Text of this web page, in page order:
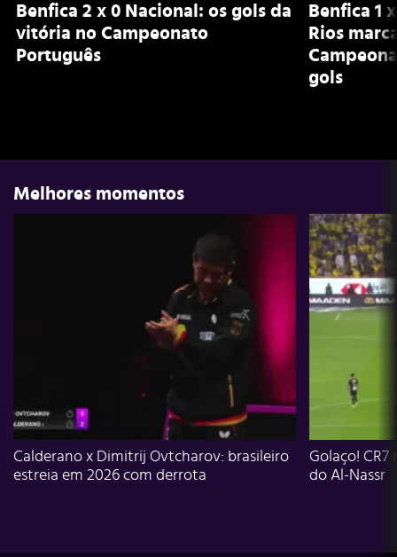
Benfica 2 x 0 Nacional: os gols da
vitória no Campeonato
Português
Benfica 1
Rios
gols
Melhores momentos
Calderano x Dimitrij Ovtcharov: brasileiro
estreia em 2026 com derrota
Golaço!
do Al-Nassr